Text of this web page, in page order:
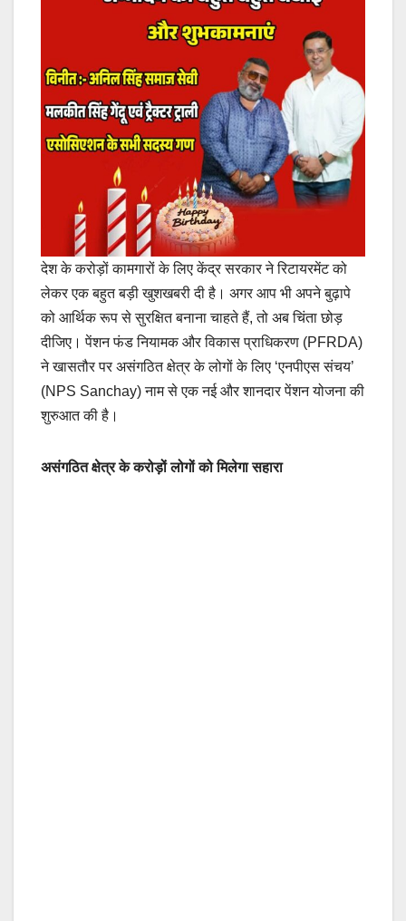
देश के करोड़ों कामगारों के लिए केंद्र सरकार ने रिटायरमेंट को
लेकर एक बहुत बड़ी खुशखबरी दी है। अगर आप भी अपने बुढ़ापे
को आर्थिक रूप से सुरक्षित बनाना चाहते हैं, तो अब चिंता छोड़
दीजिए। पेंशन फंड नियामक और विकास प्राधिकरण (PFRDA)
ने खासतौर पर असंगठित क्षेत्र के लोगों के लिए ‘एनपीएस संचय’
(NPS Sanchay) नाम से एक नई और शानदार पेंशन योजना की
शुरुआत की है।
असंगठित क्षेत्र के करोड़ों लोगों को मिलेगा सहारा